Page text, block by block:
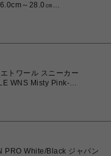
～28.0㎝
メンズ スニーカー
トワール スニーカー
WNS Misty Pink-
～25.0㎝ 407673_03
PRO White/Black ジャパン